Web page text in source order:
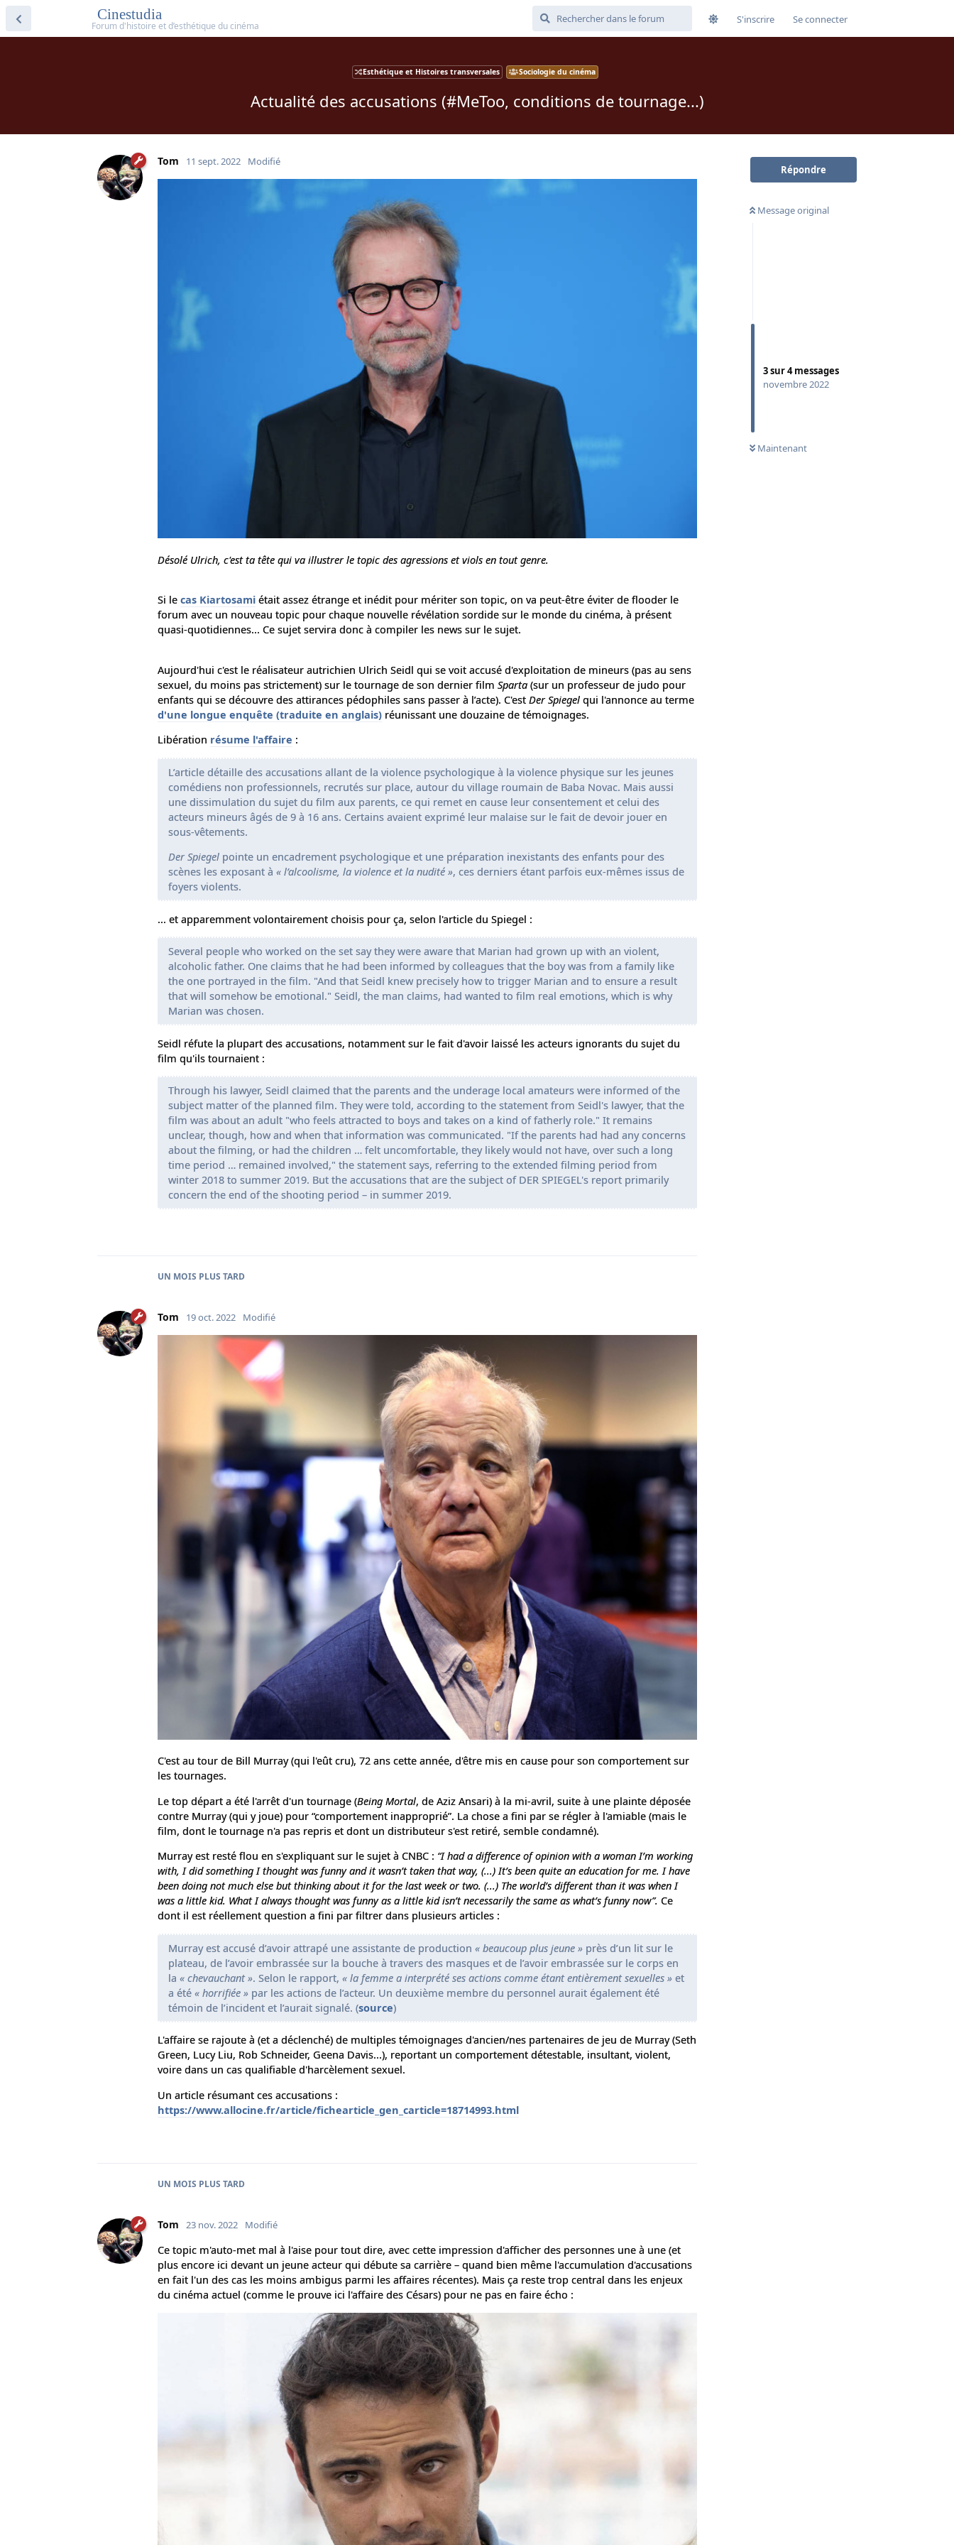
Cinestudia S'inscrire Se connecter
Esthétique et Histoires transversales Sociologie du cinéma
Actualité des accusations (#MeToo, conditions de tournage...)
Répondre
Message original
3sur4messages
novembre 2022
Maintenant
Tom 11 sept. 2022 Modifié
Désolé Ulrich, c'est ta tête qui va illustrer le topic des agressions et viols en tout genre.
Si le cas Kiartosami était assez étrange et inédit pour mériter son topic, on va peut-être éviter de flooder le
forum avec un nouveau topic pour chaque nouvelle révélation sordide sur le monde du cinéma, à présent
quasi-quotidiennes... Ce sujet servira donc à compiler les news sur le sujet.
Aujourd'hui c'est le réalisateur autrichien Ulrich Seidl qui se voit accusé d'exploitation de mineurs (pas au sens
sexuel, du moins pas strictement) sur le tournage de son dernier film Sparta (sur un professeur de judo pour
enfants qui se découvre des attirances pédophiles sans passer à l’acte). C'est Der Spiegel qui l'annonce au terme
d'une longue enquête (traduite en anglais) réunissant une douzaine de témoignages.
Libération résume l'affaire :
L’article détaille des accusations allant de la violence psychologique à la violence physique sur les jeunes
comédiens non professionnels, recrutés sur place, autour du village roumain de Baba Novac. Mais aussi
une dissimulation du sujet du film aux parents, ce qui remet en cause leur consentement et celui des
acteurs mineurs âgés de 9 à 16 ans. Certains avaient exprimé leur malaise sur le fait de devoir jouer en
sous-vêtements.
Der Spiegel pointe un encadrement psychologique et une préparation inexistants des enfants pour des
scènes les exposant à « l’alcoolisme, la violence et la nudité », ces derniers étant parfois eux-mêmes issus de
foyers violents.
... et apparemment volontairement choisis pour ça, selon l'article du Spiegel :
Several people who worked on the set say they were aware that Marian had grown up with an violent,
alcoholic father. One claims that he had been informed by colleagues that the boy was from a family like
the one portrayed in the film. "And that Seidl knew precisely how to trigger Marian and to ensure a result
that will somehow be emotional." Seidl, the man claims, had wanted to film real emotions, which is why
Marian was chosen.
Seidl réfute la plupart des accusations, notamment sur le fait d'avoir laissé les acteurs ignorants du sujet du
film qu'ils tournaient :
Through his lawyer, Seidl claimed that the parents and the underage local amateurs were informed of the
subject matter of the planned film. They were told, according to the statement from Seidl's lawyer, that the
film was about an adult "who feels attracted to boys and takes on a kind of fatherly role." It remains
unclear, though, how and when that information was communicated. "If the parents had had any concerns
about the filming, or had the children … felt uncomfortable, they likely would not have, over such a long
time period … remained involved," the statement says, referring to the extended filming period from
winter 2018 to summer 2019. But the accusations that are the subject of DER SPIEGEL's report primarily
concern the end of the shooting period – in summer 2019.
UN MOIS PLUS TARD
Tom 19 oct. 2022 Modifié
C'est au tour de Bill Murray (qui l'eût cru), 72 ans cette année, d'être mis en cause pour son comportement sur
les tournages.
Le top départ a été l'arrêt d'un tournage (Being Mortal, de Aziz Ansari) à la mi-avril, suite à une plainte déposée
contre Murray (qui y joue) pour “comportement inapproprié”. La chose a fini par se régler à l'amiable (mais le
film, dont le tournage n'a pas repris et dont un distributeur s'est retiré, semble condamné).
Murray est resté flou en s'expliquant sur le sujet à CNBC : “I had a difference of opinion with a woman I’m working
with, I did something I thought was funny and it wasn’t taken that way, (...) It’s been quite an education for me. I have
been doing not much else but thinking about it for the last week or two. (...) The world’s different than it was when I
was a little kid. What I always thought was funny as a little kid isn’t necessarily the same as what’s funny now”. Ce
dont il est réellement question a fini par filtrer dans plusieurs articles :
Murray est accusé d’avoir attrapé une assistante de production « beaucoup plus jeune » près d’un lit sur le
plateau, de l’avoir embrassée sur la bouche à travers des masques et de l’avoir embrassée sur le corps en
la « chevauchant ». Selon le rapport, « la femme a interprété ses actions comme étant entièrement sexuelles » et
a été « horrifiée » par les actions de l’acteur. Un deuxième membre du personnel aurait également été
témoin de l’incident et l’aurait signalé. (source)
L'affaire se rajoute à (et a déclenché) de multiples témoignages d'ancien/nes partenaires de jeu de Murray (Seth
Green, Lucy Liu, Rob Schneider, Geena Davis...), reportant un comportement détestable, insultant, violent,
voire dans un cas qualifiable d'harcèlement sexuel.
Un article résumant ces accusations :
https://www.allocine.fr/article/fichearticle_gen_carticle=18714993.html
UN MOIS PLUS TARD
Tom 23 nov. 2022 Modifié
Ce topic m'auto-met mal à l'aise pour tout dire, avec cette impression d'afficher des personnes une à une (et
plus encore ici devant un jeune acteur qui débute sa carrière – quand bien même l'accumulation d'accusations
en fait l'un des cas les moins ambigus parmi les affaires récentes). Mais ça reste trop central dans les enjeux
du cinéma actuel (comme le prouve ici l'affaire des Césars) pour ne pas en faire écho :